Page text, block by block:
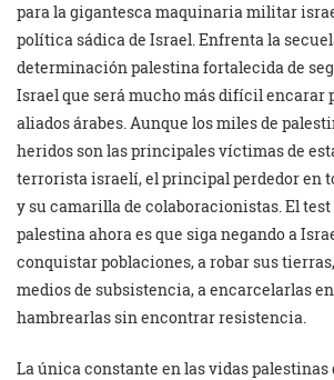
para la gigantesca maquinaria militar
política sádica de Israel. Enfrenta la
determinación palestina fortalecida de
Israel que será mucho más difícil encarar
aliados árabes. Aunque los miles de
heridos son las principales víctimas de
terrorista israelí, el principal perdedor en
y su camarilla de colaboracionistas. El
palestina ahora es que siga negando a
conquistar poblaciones, a robar sus
medios de subsistencia, a encarcelarlas
hambrearlas sin encontrar resistencia.
La única constante en las vidas